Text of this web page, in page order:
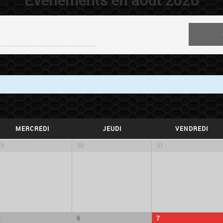
MERCREDI JEUDI VENDREDI
30 31
6 7